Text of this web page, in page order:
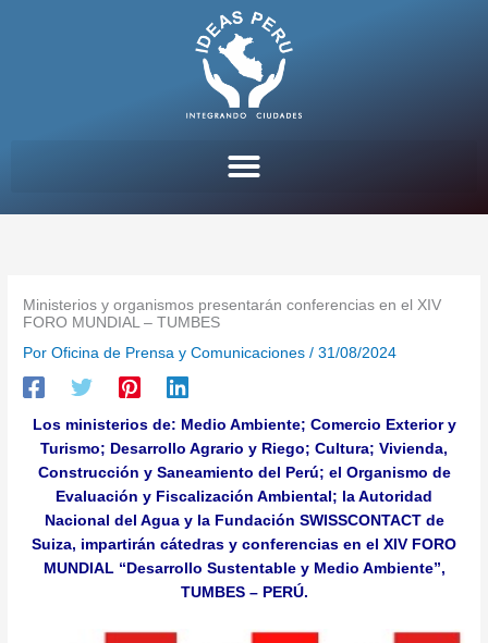
Ministerios y organismos presentarán conferencias en el XIV
FORO MUNDIAL – TUMBES
PorOficina de Prensa y Comunicaciones/31/08/2024
Los ministerios de: Medio Ambiente; Comercio Exterior y
Turismo; Desarrollo Agrario y Riego; Cultura; Vivienda,
Construcción y Saneamiento del Perú; el Organismo de
Evaluación y Fiscalización Ambiental; la Autoridad
Nacional del Agua y la Fundación SWISSCONTACT de
Suiza, impartirán cátedras y conferencias en el XIV FORO
MUNDIAL “Desarrollo Sustentable y Medio Ambiente”,
TUMBES – PERÚ.